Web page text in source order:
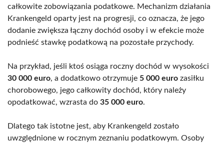
całkowite zobowiązania podatkowe. Mechanizm działania
Krankengeld oparty jest na progresji, co oznacza, że jego
dodanie zwiększa łączny dochód osoby i w efekcie może
podnieść stawkę podatkową na pozostałe przychody.
Na przykład, jeśli ktoś osiąga roczny dochód w wysokości
30 000 euro, a dodatkowo otrzymuje 5 000 euro zasiłku
chorobowego, jego całkowity dochód, który należy
opodatkować, wzrasta do 35 000 euro.
Dlatego tak istotne jest, aby Krankengeld zostało
uwzględnione w rocznym zeznaniu podatkowym. Osoby